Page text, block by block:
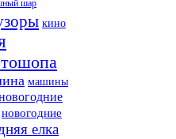
шар
кино
машины
новогодние
елка